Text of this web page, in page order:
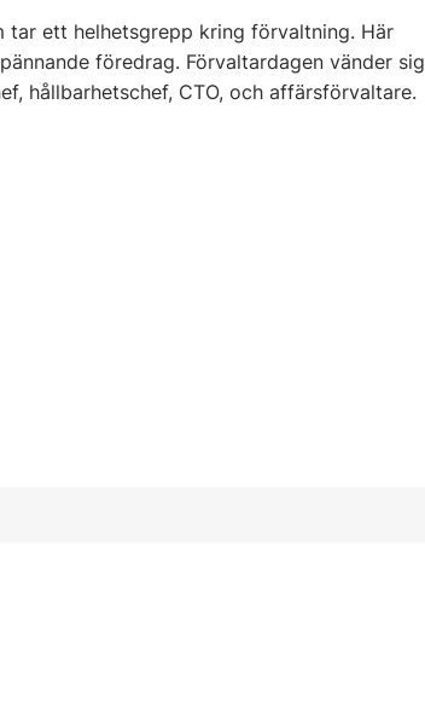
tar ett helhetsgrepp kring förvaltning. Här
föredrag. Förvaltardagen vänder sig
hållbarhetschef, CTO, och affärsförvaltare.